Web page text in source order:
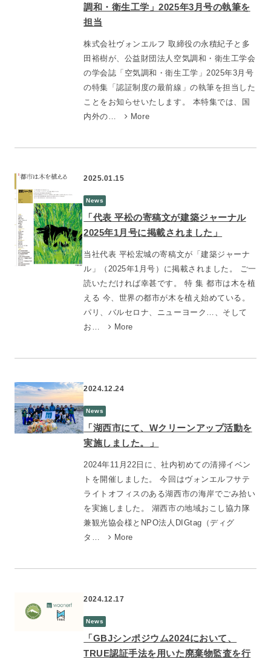
調和・衛生工学」2025年3月号の執筆を
担当
株式会社ヴォンエルフ 取締役の永積紀子と多
田裕樹が、公益財団法人空気調和・衛生工学会
の学会誌「空気調和・衛生工学」2025年3月号
の特集「認証制度の最前線」の執筆を担当した
ことをお知らせいたします。 本特集では、国
内外の…
More
2025.01.15
News
「代表 平松の寄稿文が建築ジャーナル
2025年1月号に掲載されました」
当社代表 平松宏城の寄稿文が「建築ジャーナ
ル」（2025年1月号）に掲載されました。 ご一
読いただければ幸甚です。 特 集 都市は木を植
える 今、世界の都市が木を植え始めている。
パリ、バルセロナ、ニューヨーク…、そして
お…
More
2024.12.24
News
「湖西市にて、Wクリーンアップ活動を
実施しました。」
2024年11月22日に、社内初めての清掃イベン
トを開催しました。 今回はヴォンエルフサテ
ライトオフィスのある湖西市の海岸でごみ拾い
を実施しました。 湖西市の地域おこし協力隊
兼観光協会様とNPO法人DIGtag（ディグ
タ…
More
2024.12.17
News
「GBJシンポジウム2024において、
TRUE認証手法を用いた廃棄物監査を行